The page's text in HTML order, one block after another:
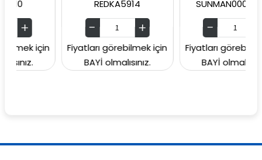
için
REDKA5914
Fiyatları görebilmek için
BAYİ olmalısınız.
SUNMAN00006049
Fiyatları görebilmek için
BAYİ olmalısınız.